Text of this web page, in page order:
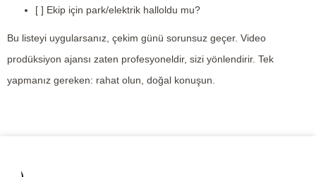
[ ] Ekip için park/elektrik halloldu mu?
Bu listeyi uygularsanız, çekim günü sorunsuz geçer. Video
prodüksiyon ajansı zaten profesyoneldir, sizi yönlendirir. Tek
yapmanız gereken: rahat olun, doğal konuşun.